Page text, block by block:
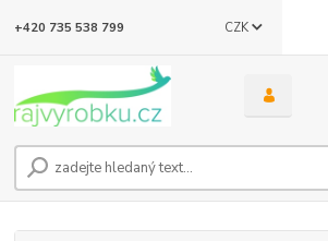
CZK
+420 735 538 799